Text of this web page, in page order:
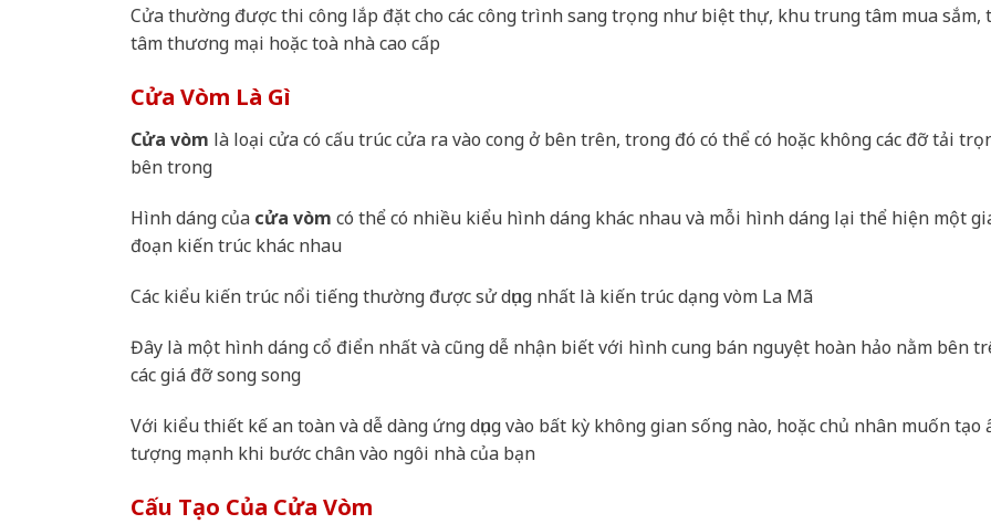
Cửa thường được thi công lắp đặt cho các công trình sang trọng như biệt thự, khu trung tâm mua sắm,
tâm thương mại hoặc toà nhà cao cấp
Cửa Vòm Là Gì
Cửa vòm là loại cửa có cấu trúc cửa ra vào cong ở bên trên, trong đó có thể có hoặc không các đỡ tải
bên trong
Hình dáng của cửa vòm có thể có nhiều kiểu hình dáng khác nhau và mỗi hình dáng lại thể hiện một
đoạn kiến trúc khác nhau
Các kiểu kiến trúc nổi tiếng thường được sử dụng nhất là kiến trúc dạng vòm La Mã
Đây là một hình dáng cổ điển nhất và cũng dễ nhận biết với hình cung bán nguyệt hoàn hảo nằm bên
các giá đỡ song song
Với kiểu thiết kế an toàn và dễ dàng ứng dụng vào bất kỳ không gian sống nào, hoặc chủ nhân muốn tạo
tượng mạnh khi bước chân vào ngôi nhà của bạn
Cấu Tạo Của Cửa Vòm